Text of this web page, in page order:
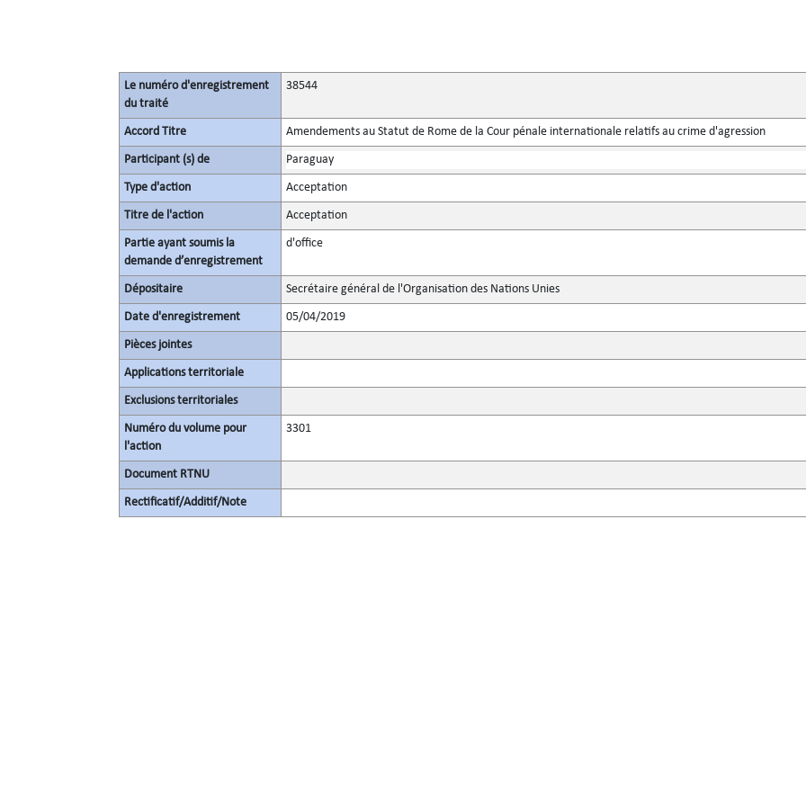
Le numéro d'enregistrement
du traité
38544
Accord Titre Amendements au Statut de Rome de la Cour pénale internationale relatifs au crime d'agression
Participant (s) de Paraguay
Type d'action Acceptation
Titre de l'action Acceptation
Partie ayant soumis la
demande d’enregistrement
d'office
Dépositaire Secrétaire général de l'Organisation des Nations Unies
Date d'enregistrement 05/04/2019
Pièces jointes
Applications territoriale
Exclusions territoriales
Numéro du volume pour
l'action
3301
Document RTNU
Rectificatif/Additif/Note